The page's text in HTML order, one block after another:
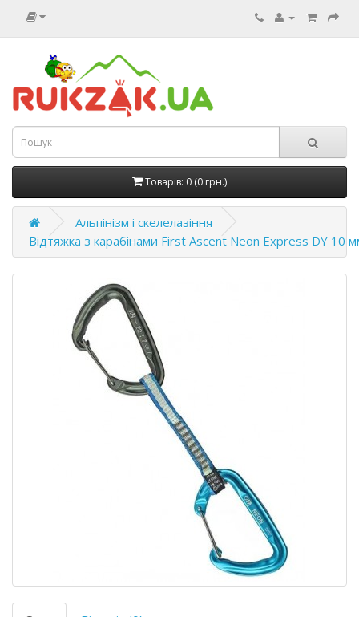
Товарів: 0 (0 грн.)
Альпінізм і скелелазіння
Відтяжка з карабінами First Ascent Neon Express DY 10